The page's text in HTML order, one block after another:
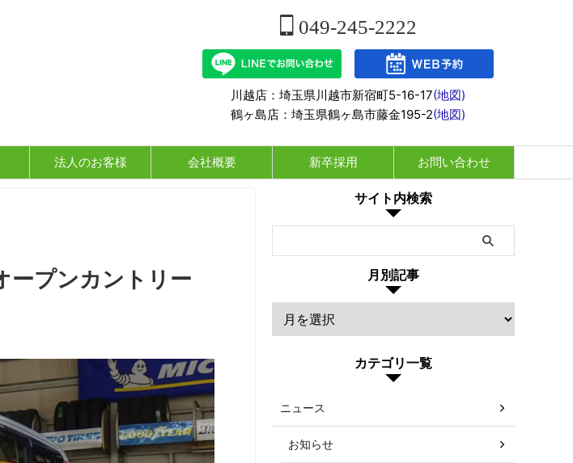
049-245-2222
川越店：埼玉県川越市新宿町5-16-17(地図)
鶴ヶ島店：埼玉県鶴ヶ島市藤金195-2(地図)
法人のお客様 会社概要 新卒採用 お問い合わせ
ープンカントリー
サイト内検索
月別記事
カテゴリ一覧
ニュース
お知らせ